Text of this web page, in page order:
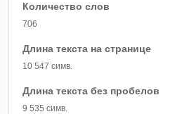
Количество слов
706
Длина текста на странице
10 547 симв.
Длина текста без пробелов
9 535 симв.